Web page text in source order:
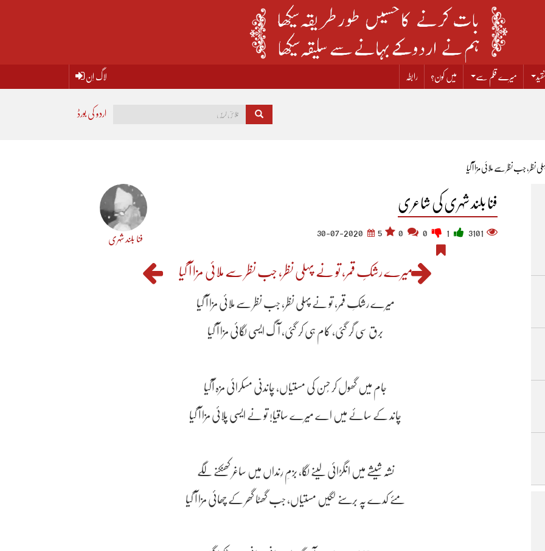
میرے قلم سے میں کون؟ رابطہ لاگ اِن
اردو کی بورڈ
جب نظر سے ملائی مزا آ گیا
فنا بلند شہری کی شاعری
فنا بلند شہری
3101
5
30-07-2020
میرے رشکِ قمر، تو نے پہلی نظر، جب نظر سے ملائی مزا آ گیا
میرے رشکِ قمر، تو نے پہلی نظر، جب نظر سے ملائی مزا آ گیا
برق سی گر گئی، کام ہی کر گئی، آگ ایسی لگائی مزا آ گیا
جام میں گھول کر حُسن کی مستیاں، چاندنی مسکرائی مزہ آگیا
چاند کے سائے میں اے میرے ساقیا! تو نے ایسی پلائی مزا آ گیا
نشہ شیشے میں انگڑائی لینے لگا، بزمِ رِنداں میں ساغر کھنکنے لگے
مئے کدے پہ برسنے لگیں مستیاں، جب گھٹا گھر کے چھائی مزا آ گیا